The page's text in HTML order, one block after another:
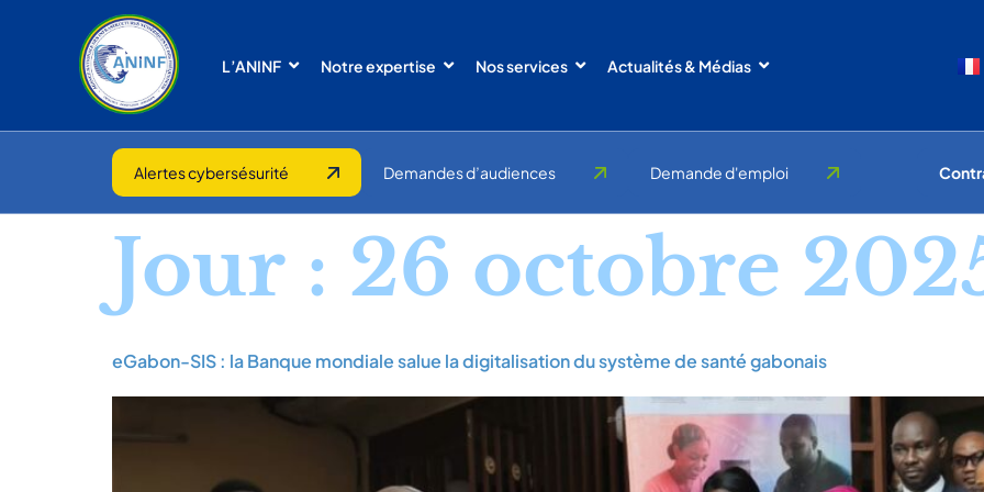
L’ANINF Notre expertise Nos services Actualités & Médias
Alertes cybersésurité Demandes d’audiences Demande d'emploi
Jour : 26 octobre
eGabon-SIS : la Banque mondiale salue la digitalisation du système de santé gabonais